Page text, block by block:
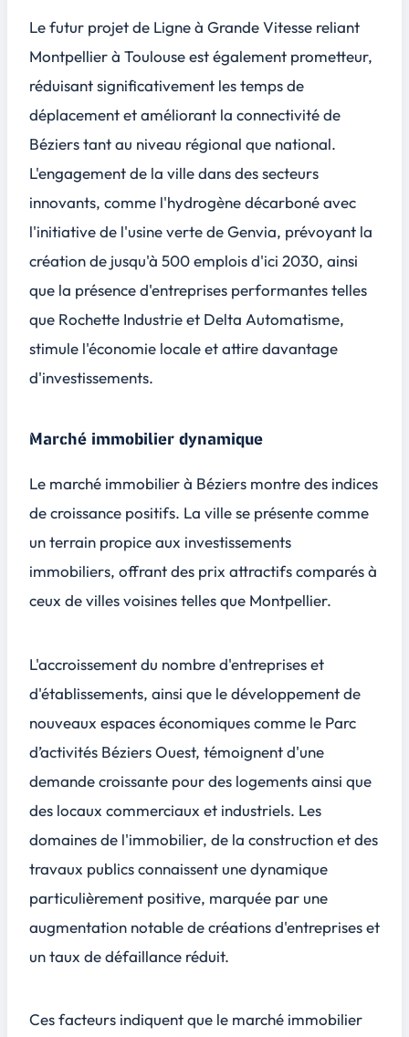
Le futur projet de Ligne à Grande Vitesse reliant
Montpellier à Toulouse est également prometteur,
réduisant significativement les temps de
déplacement et améliorant la connectivité de
Béziers tant au niveau régional que national.
L'engagement de la ville dans des secteurs
innovants, comme l'hydrogène décarboné avec
l'initiative de l'usine verte de Genvia, prévoyant la
création de jusqu'à 500 emplois d'ici 2030, ainsi
que la présence d'entreprises performantes telles
que Rochette Industrie et Delta Automatisme,
stimule l'économie locale et attire davantage
d'investissements.
Marché immobilier dynamique
Le marché immobilier à Béziers montre des indices
de croissance positifs. La ville se présente comme
un terrain propice aux investissements
immobiliers, offrant des prix attractifs comparés à
ceux de villes voisines telles que Montpellier.
L'accroissement du nombre d'entreprises et
d'établissements, ainsi que le développement de
nouveaux espaces économiques comme le Parc
d’activités Béziers Ouest, témoignent d'une
demande croissante pour des logements ainsi que
des locaux commerciaux et industriels. Les
domaines de l'immobilier, de la construction et des
travaux publics connaissent une dynamique
particulièrement positive, marquée par une
augmentation notable de créations d'entreprises et
un taux de défaillance réduit.
Ces facteurs indiquent que le marché immobilier